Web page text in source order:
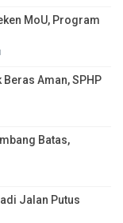
MoU, Program
Beras Aman, SPHP
Batas,
Jalan Putus